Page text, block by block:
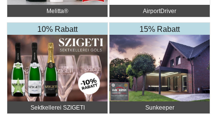
Melitta® AirportDriver
10% Rabatt
Sektkellerei SZIGETI
15% Rabatt
Sunkeeper